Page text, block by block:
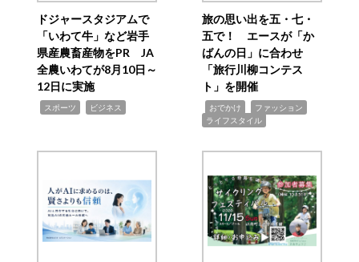
ドジャースタジアムで
「いわて牛」など岩手
県産農畜産物をPR JA
全農いわてが8月10日～
12日に実施
スポーツ ビジネス
旅の思い出を五・七・
五で！ エースが「か
ばんの日」に合わせ
「旅行川柳コンテス
ト」を開催
おでかけ ファッション
ライフスタイル